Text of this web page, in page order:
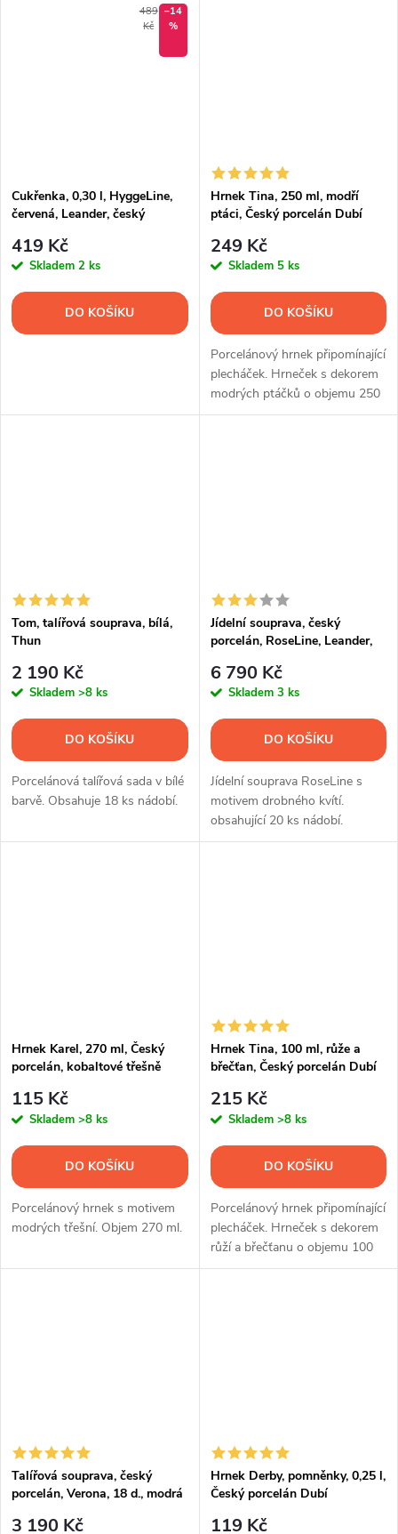
489
Kč
–14
%
Cukřenka, 0,30 l, HyggeLine,
červená, Leander, český
419 Kč
Skladem 2 ks
DO KOŠÍKU
Hrnek Tina, 250 ml, modří
ptáci, Český porcelán Dubí
249 Kč
Skladem 5 ks
DO KOŠÍKU
Porcelánový hrnek připomínající
plecháček. Hrneček s dekorem
modrých ptáčků o objemu 250
ml.
Tom, talířová souprava, bílá,
Thun
2 190 Kč
Skladem >8 ks
DO KOŠÍKU
Porcelánová talířová sada v bílé
barvě. Obsahuje 18 ks nádobí.
Jídelní souprava, český
porcelán, RoseLine, Leander,
6 790 Kč
Skladem 3 ks
DO KOŠÍKU
Jídelní souprava RoseLine s
motivem drobného kvítí.
obsahující 20 ks nádobí.
Hrnek Karel, 270 ml, Český
porcelán, kobaltové třešně
115 Kč
Skladem >8 ks
DO KOŠÍKU
Porcelánový hrnek s motivem
modrých třešní. Objem 270 ml.
Hrnek Tina, 100 ml, růže a
břečťan, Český porcelán Dubí
215 Kč
Skladem >8 ks
DO KOŠÍKU
Porcelánový hrnek připomínající
plecháček. Hrneček s dekorem
růží a břečťanu o objemu 100
ml.
Talířová souprava, český
porcelán, Verona, 18 d., modrá
3 190 Kč
Hrnek Derby, pomněnky, 0,25 l,
Český porcelán Dubí
119 Kč